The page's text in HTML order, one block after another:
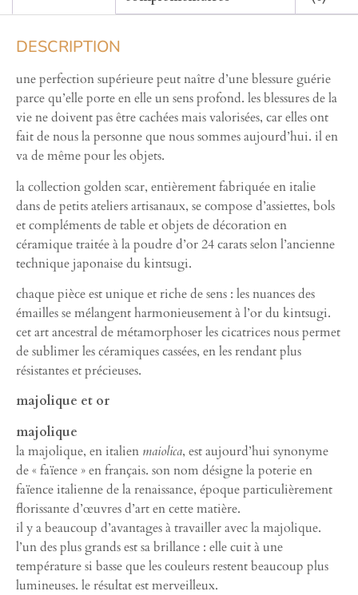
DESCRIPTION
une perfection supérieure peut naître d’une blessure guérie
parce qu’elle porte en elle un sens profond. les blessures de la
vie ne doivent pas être cachées mais valorisées, car elles ont
fait de nous la personne que nous sommes aujourd’hui. il en
va de même pour les objets.
la collection golden scar, entièrement fabriquée en italie
dans de petits ateliers artisanaux, se compose d’assiettes, bols
et compléments de table et objets de décoration en
céramique traitée à la poudre d’or 24 carats selon l’ancienne
technique japonaise du kintsugi.
chaque pièce est unique et riche de sens : les nuances des
émailles se mélangent harmonieusement à l’or du kintsugi.
cet art ancestral de métamorphoser les cicatrices nous permet
de sublimer les céramiques cassées, en les rendant plus
résistantes et précieuses.
majolique et or
majolique
la majolique, en italien maiolica, est aujourd’hui synonyme
de « faïence » en français. son nom désigne la poterie en
faïence italienne de la renaissance, époque particulièrement
florissante d’œuvres d’art en cette matière.
il y a beaucoup d’avantages à travailler avec la majolique.
l’un des plus grands est sa brillance : elle cuit à une
température si basse que les couleurs restent beaucoup plus
lumineuses. le résultat est merveilleux.